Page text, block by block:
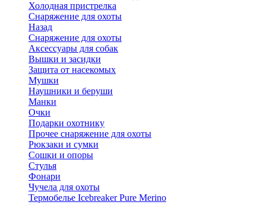
Холодная пристрелка
Снаряжение для охоты
Назад
Снаряжение для охоты
Аксессуары для собак
Вышки и засидки
Защита от насекомых
Мушки
Наушники и беруши
Манки
Очки
Подарки охотнику
Прочее снаряжение для охоты
Рюкзаки и сумки
Сошки и опоры
Стулья
Фонари
Чучела для охоты
Термобелье Icebreaker Pure Merino